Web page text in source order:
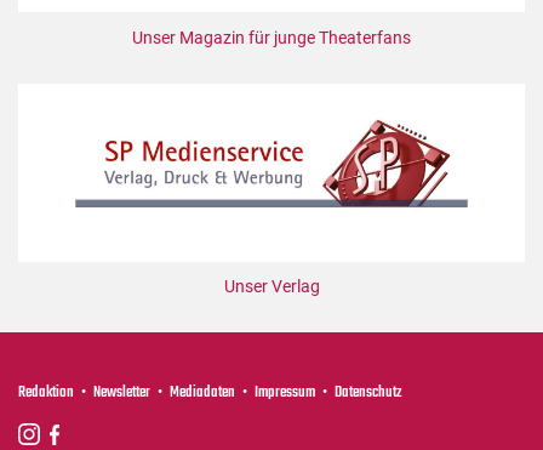
Unser Magazin für junge Theaterfans
Unser Verlag
Redaktion Newsletter Mediadaten Impressum Datenschutz